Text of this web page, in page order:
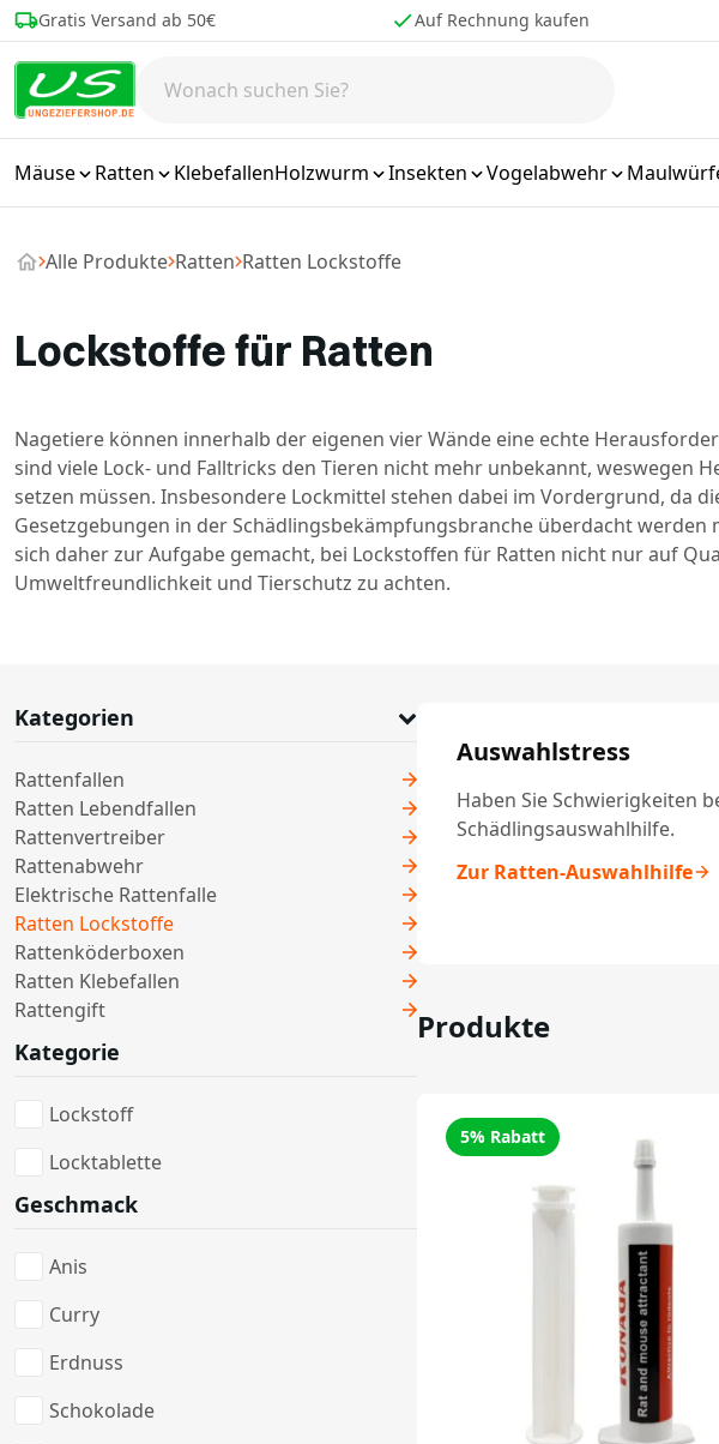
Zum Inhalt springen
Gratis Versand ab 50€ Auf Rechnung kaufen
Mäuse Ratten KlebefallenHolzwurm Insekten Vogelabwehr
Alle Produkte Ratten Ratten Lockstoffe
Lockstoffe für Ratten
Nagetiere können innerhalb der eigenen vier Wände eine echte
sind viele Lock- und Falltricks den Tieren nicht mehr unbekannt, weswegen
setzen müssen. Insbesondere Lockmittel stehen dabei im Vordergrund, da
Gesetzgebungen in der Schädlingsbekämpfungsbranche überdacht werden
sich daher zur Aufgabe gemacht, bei Lockstoffen für Ratten nicht nur auf
Umweltfreundlichkeit und Tierschutz zu achten.
Kategorien
Rattenfallen
Ratten Lebendfallen
Rattenvertreiber
Rattenabwehr
Elektrische Rattenfalle
Ratten Lockstoffe
Rattenköderboxen
Ratten Klebefallen
Rattengift
Kategorie
Lockstoff
Locktablette
Geschmack
Anis
Curry
Erdnuss
Schokolade
Auswahlstress
Haben Sie Schwierigkeiten
Schädlingsauswahlhilfe.
Zur Ratten-Auswahlhilfe
Produkte
5% Rabatt